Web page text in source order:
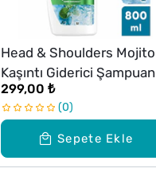
Sepete Ekle
Head & Shoulders Mojito
Kaşıntı Giderici Şampuan
800 ml
299,00 ₺
0